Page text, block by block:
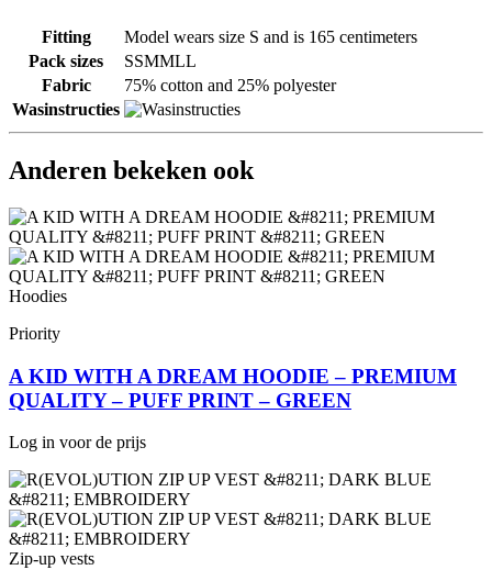
Fitting
Model wears size S and is 165 centimeters
Pack sizes
SSMMLL
Fabric
75% cotton and 25% polyester
Wasinstructies
Anderen bekeken ook
Hoodies
Priority
A KID WITH A DREAM HOODIE – PREMIUM
QUALITY – PUFF PRINT – GREEN
Log in voor de prijs
Zip-up vests